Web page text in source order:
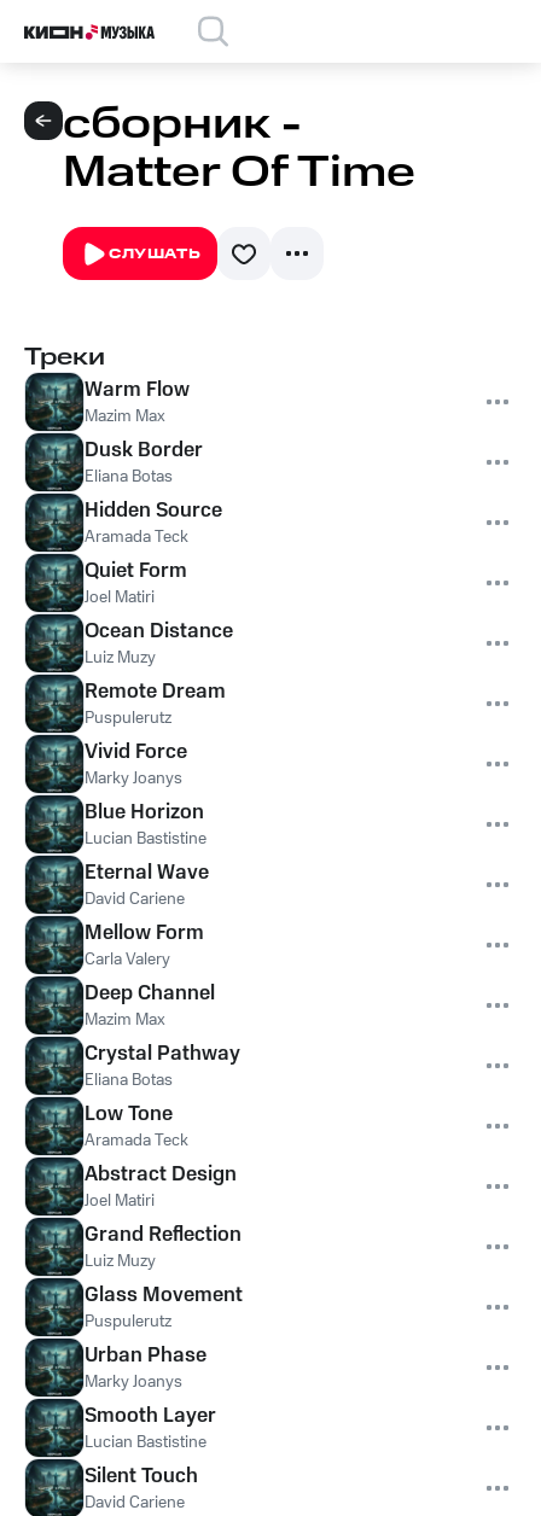
сборник -
Matter Of Time
СЛУШАТЬ
Треки
Warm Flow
Mazim Max
Dusk Border
Eliana Botas
Hidden Source
Aramada Teck
Quiet Form
Joel Matiri
Ocean Distance
Luiz Muzy
Remote Dream
Puspulerutz
Vivid Force
Marky Joanys
Blue Horizon
Lucian Bastistine
Eternal Wave
David Cariene
Mellow Form
Carla Valery
Deep Channel
Mazim Max
Crystal Pathway
Eliana Botas
Low Tone
Aramada Teck
Abstract Design
Joel Matiri
Grand Reflection
Luiz Muzy
Glass Movement
Puspulerutz
Urban Phase
Marky Joanys
Smooth Layer
Lucian Bastistine
Silent Touch
David Cariene